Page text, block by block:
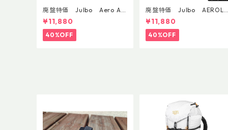
廃盤特価 Julbo Aero Asi
anFit
¥11,880
40%OFF
廃盤特価 Julbo
E AsianFit
¥11,880
40%OFF